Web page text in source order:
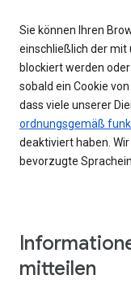
Sie können Ihren
einschließlich der mit
blockiert werden
sobald ein Cookie
dass viele unserer
ordnungsgemäß
deaktiviert haben.
bevorzugte
mitteilen